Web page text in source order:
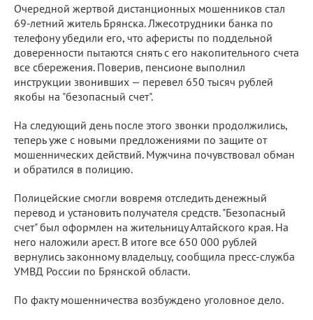
Очередной жертвой дистанционных мошенников стал
69-летний житель Брянска. Лжесотрудники банка по
телефону убедили его, что аферисты по поддельной
доверенности пытаются снять с его накопительного счета
все сбережения. Поверив, пенсионе выполнил
инструкции звонивших — перевел 650 тысяч рублей
якобы на "безопасный счет".
На следующий день после этого звонки продолжились,
теперь уже с новыми предложениями по защите от
мошеннических действий. Мужчина почувствовал обман
и обратился в полицию.
Полицейские смогли вовремя отследить денежный
перевод и установить получателя средств. "Безопасный
счет" был оформлен на жительницу Алтайского края. На
него наложили арест. В итоге все 650 000 рублей
вернулись законному владельцу, сообщила пресс-служба
УМВД России по Брянской области.
По факту мошенничества возбуждено уголовное дело.